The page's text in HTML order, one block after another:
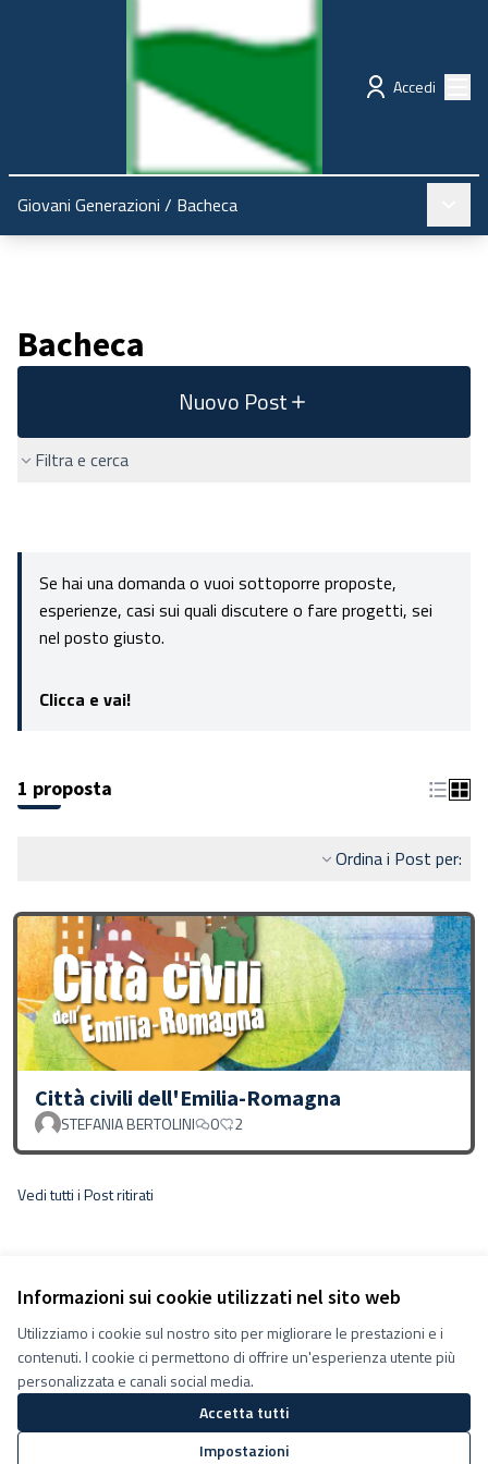
Informazioni sui cookie utilizzati nel sito web
Utilizziamo i cookie sul nostro sito per migliorare le prestazioni e i
contenuti. I cookie ci permettono di offrire un'esperienza utente più
personalizzata e canali social media.
Accetta tutti
Impostazioni
Regione Emilia-Romagna Partecipazione
Accedi
Giovani Generazioni / Bacheca
Bacheca
Nuovo Post
Filtra e cerca
Se hai una domanda o vuoi sottoporre proposte,
esperienze, casi sui quali discutere o fare progetti, sei
nel posto giusto.
Clicca e vai!
1 proposta
Ordina i Post per:
Città civili dell'Emilia-Romagna
STEFANIA BERTOLINI 0 2
Vedi tutti i Post ritirati